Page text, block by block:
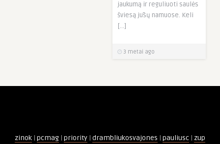
jaukumą ir reguliuoti saulės
šviesą jūsų namuose. Keli
[…]
3 metai ago
zinok | pcmag | priority | drambliukosvajones | pauliusc | zup